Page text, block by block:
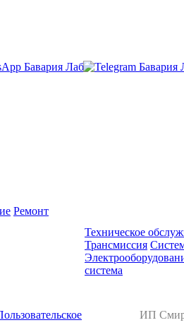
Ремонт
Техническое
Трансмиссия
система
ИП